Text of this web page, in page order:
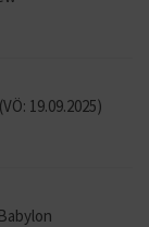
19.09.2025)